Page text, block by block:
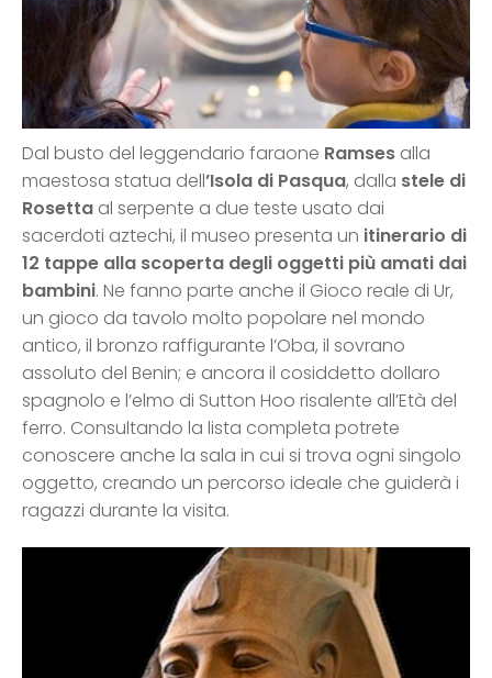
Dal busto del leggendario faraone Ramses alla
maestosa statua dell’Isola di Pasqua, dalla stele di
Rosetta al serpente a due teste usato dai
sacerdoti aztechi, il museo presenta un itinerario di
12 tappe alla scoperta degli oggetti più amati dai
bambini. Ne fanno parte anche il Gioco reale di Ur,
un gioco da tavolo molto popolare nel mondo
antico, il bronzo raffigurante l’Oba, il sovrano
assoluto del Benin; e ancora il cosiddetto dollaro
spagnolo e l’elmo di Sutton Hoo risalente all’Età del
ferro. Consultando la lista completa potrete
conoscere anche la sala in cui si trova ogni singolo
oggetto, creando un percorso ideale che guiderà i
ragazzi durante la visita.